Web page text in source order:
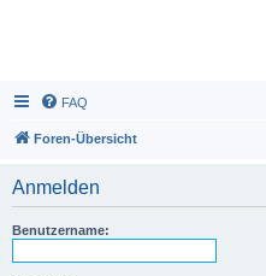
FAQ
Foren-Übersicht
Anmelden
Benutzername: